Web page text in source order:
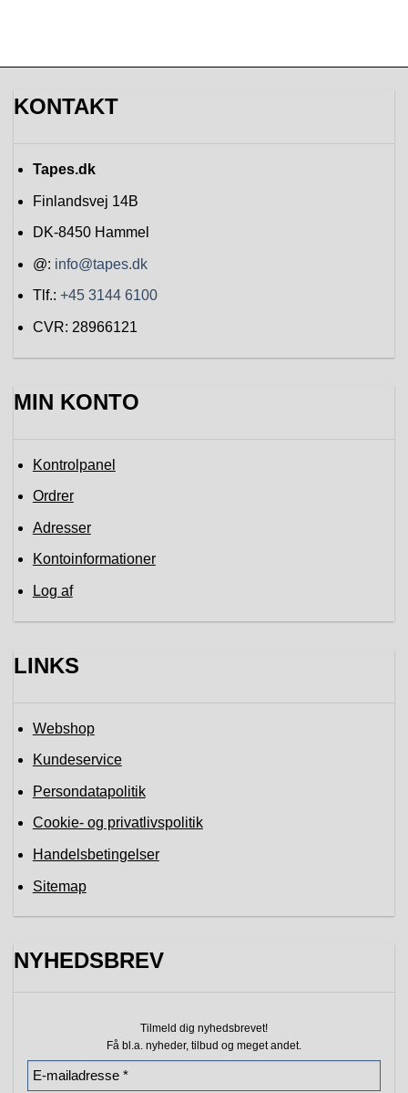
KONTAKT
Tapes.dk
Finlandsvej 14B
DK-8450 Hammel
@: info@tapes.dk
Tlf.: +45 3144 6100
CVR: 28966121
MIN KONTO
Kontrolpanel
Ordrer
Adresser
Kontoinformationer
Log af
LINKS
Webshop
Kundeservice
Persondatapolitik
Cookie- og privatlivspolitik
Handelsbetingelser
Sitemap
NYHEDSBREV
Tilmeld dig nyhedsbrevet!
Få bl.a. nyheder, tilbud og meget andet.